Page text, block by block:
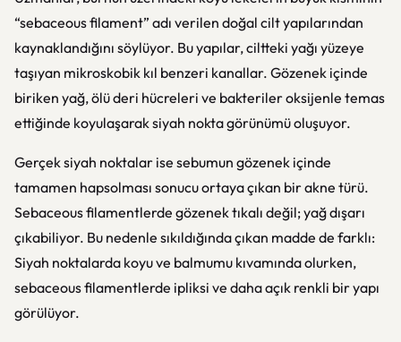
“sebaceous filament” adı verilen doğal cilt yapılarından
kaynaklandığını söylüyor. Bu yapılar, ciltteki yağı yüzeye
taşıyan mikroskobik kıl benzeri kanallar. Gözenek içinde
biriken yağ, ölü deri hücreleri ve bakteriler oksijenle temas
ettiğinde koyulaşarak siyah nokta görünümü oluşuyor.
Gerçek siyah noktalar ise sebumun gözenek içinde
tamamen hapsolması sonucu ortaya çıkan bir akne türü.
Sebaceous filamentlerde gözenek tıkalı değil; yağ dışarı
çıkabiliyor. Bu nedenle sıkıldığında çıkan madde de farklı:
Siyah noktalarda koyu ve balmumu kıvamında olurken,
sebaceous filamentlerde ipliksi ve daha açık renkli bir yapı
görülüyor.